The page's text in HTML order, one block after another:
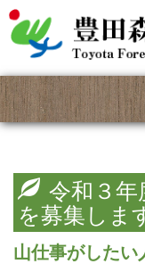
令和３年
を募集しま
山仕事がしたい